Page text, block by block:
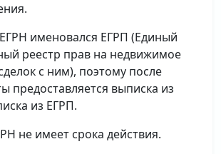
именовался ЕГРП (Единый
реестр прав на недвижимое
с ним), поэтому после
предоставляется выписка из
из ЕГРП.
не имеет срока действия.